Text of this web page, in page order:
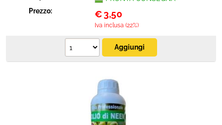
Prezzo:
€ 3,50
Iva inclusa (22%)